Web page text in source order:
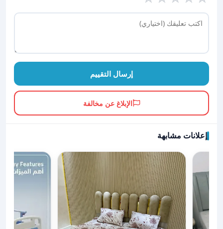
إرسال التقييم
الإبلاغ عن مخالفة
إعلانات مشابهة